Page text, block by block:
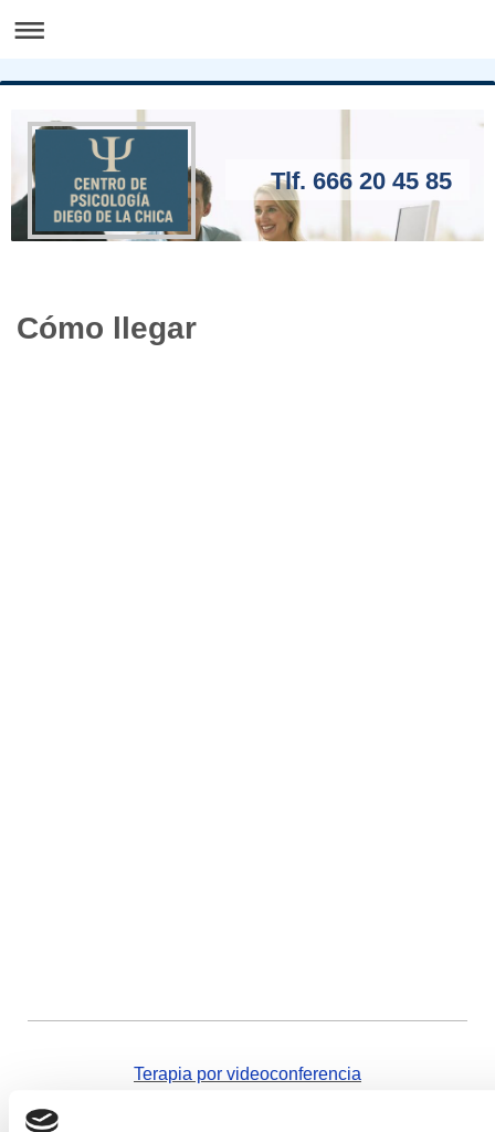
Tlf. 666 20 45 85
Cómo llegar
Terapia por videoconferencia